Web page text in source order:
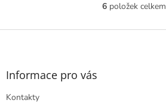
O
l
6položek celkem
Z
Informace pro vás
Kontakty